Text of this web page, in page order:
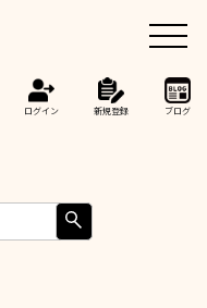
ログイン 新規登録 ブログ